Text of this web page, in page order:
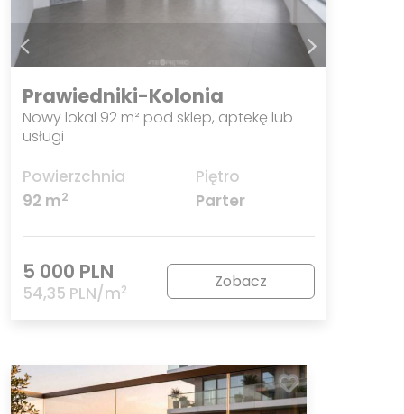
Prawiedniki-Kolonia
Nowy lokal 92 m² pod sklep, aptekę lub
usługi
Powierzchnia
92 m2
Piętro
Parter
5 000 PLN
54,35 PLN/m2 Zobacz